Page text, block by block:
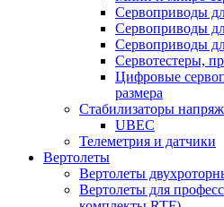
Сервоприводы
Сервоприводы
Сервоприводы
Сервотестеры,
Цифровые
размера
Стабилизаторы
UBEC
Телеметрия и датчики
Вертолеты
Вертолеты
Вертолеты для